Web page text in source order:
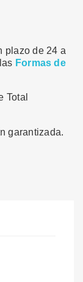
plazo de 24 a
Formas de
Total